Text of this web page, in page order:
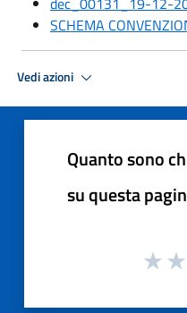
SCHEMA
Vedi azioni
Quanto sono
su questa